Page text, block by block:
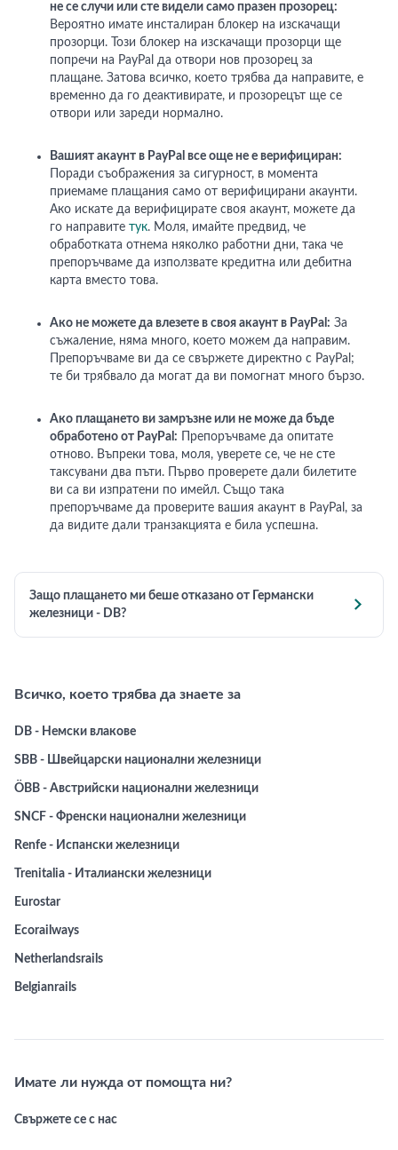
не се случи или сте видели само празен прозорец:
Вероятно имате инсталиран блокер на изскачащи
прозорци. Този блокер на изскачащи прозорци ще
попречи на PayPal да отвори нов прозорец за
плащане. Затова всичко, което трябва да направите, е
временно да го деактивирате, и прозорецът ще се
отвори или зареди нормално.
Вашият акаунт в PayPal все още не е верифициран:
Поради съображения за сигурност, в момента
приемаме плащания само от верифицирани акаунти.
Ако искате да верифицирате своя акаунт, можете да
го направите тук. Моля, имайте предвид, че
обработката отнема няколко работни дни, така че
препоръчваме да използвате кредитна или дебитна
карта вместо това.
Ако не можете да влезете в своя акаунт в PayPal: За
съжаление, няма много, което можем да направим.
Препоръчваме ви да се свържете директно с PayPal;
те би трябвало да могат да ви помогнат много бързо.
Ако плащането ви замръзне или не може да бъде
обработено от PayPal: Препоръчваме да опитате
отново. Въпреки това, моля, уверете се, че не сте
таксувани два пъти. Първо проверете дали билетите
ви са ви изпратени по имейл. Също така
препоръчваме да проверите вашия акаунт в PayPal, за
да видите дали транзакцията е била успешна.
Защо плащането ми беше отказано от Германски
железници - DB?

Всичко, което трябва да знаете за
DB - Немски влакове
SBB - Швейцарски национални железници
ÖBB - Австрийски национални железници
SNCF - Френски национални железници
Renfe - Испански железници
Trenitalia - Италиански железници
Eurostar
Ecorailways
Netherlandsrails
Belgianrails
Имате ли нужда от помощта ни?
Свържете се с нас